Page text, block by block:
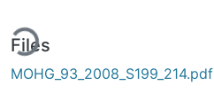
Files
MOHG_93_2008_S199_214.pdf